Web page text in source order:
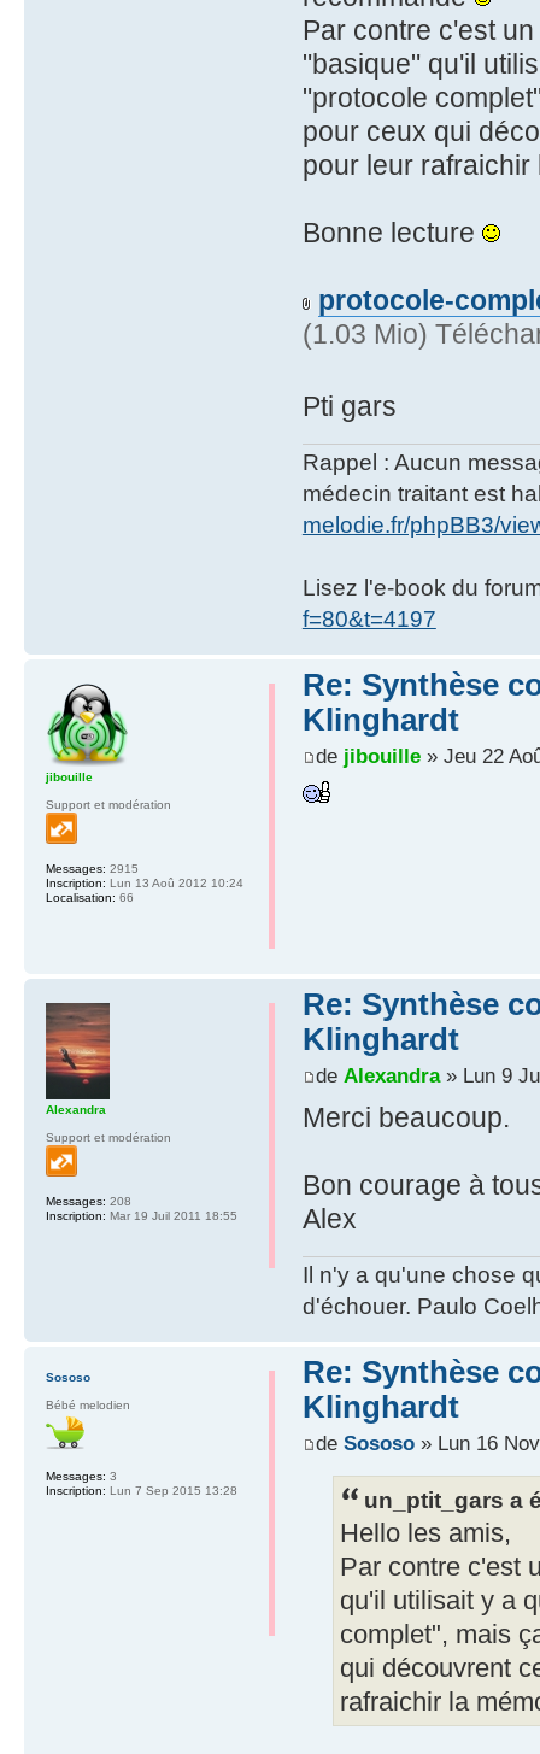
Par contre c'est
"basique" qu'il
"protocole
pour ceux qui
pour leur
Bonne lecture
protocole-
(1.03 Mio)
Pti gars
Rappel : Aucun
médecin traitant est
melodie.fr/phpBB3/
Lisez l'e-book du
f=80&t=4197
Re: Synthèse
Klinghardt
de jibouille» Jeu 22
jibouille
Support et modération
Messages: 2915
Inscription: Lun 13 Aoû 2012 10:24
Localisation: 66
Re: Synthèse
Klinghardt
de Alexandra» Lun 9
Merci beaucoup.
Bon courage à
Alex
Il n'y a qu'une chose
d'échouer. Paulo
Alexandra
Support et modération
Messages: 208
Inscription: Mar 19 Juil 2011 18:55
Re: Synthèse
Klinghardt
de Sososo» Lun 16
un_ptit_gars a
Hello les amis,
Par contre c'est
qu'il utilisait y a
complet", mais
qui découvrent
rafraichir la
Sososo
Bébé melodien
Messages: 3
Inscription: Lun 7 Sep 2015 13:28